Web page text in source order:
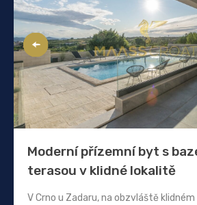
Moderní přízemní byt s
terasou v klidné lokalitě
V Crno u Zadaru, na obzvláště